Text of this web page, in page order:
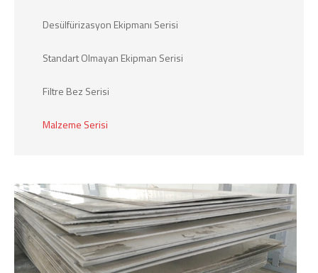
Desülfürizasyon Ekipmanı Serisi
Standart Olmayan Ekipman Serisi
Filtre Bez Serisi
Malzeme Serisi